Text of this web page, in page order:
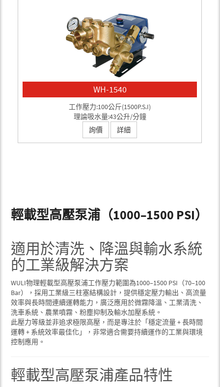
WH-1540
工作壓力:100公斤(1500P.S.I)
理論吸水量:43公升/分鐘
詢價
詳細
輕載型高壓泵浦（1000–1500 PSI）
適用於清洗、降溫與輸水系統
的工業級解決方案
WULI物理輕載型高壓泵浦工作壓力範圍為1000–1500 PSI（70–100
Bar），採用工業級三柱塞結構設計，提供穩定壓力輸出、高流量
效率與長時間連續運轉能力，廣泛應用於微霧降溫、工業清洗、
洗車系統、農業噴霧、粉塵抑制及輸水加壓系統。
此壓力等級並非追求極限高壓，而是專注於「穩定流量 + 長時間
運轉 + 系統效率最佳化」，非常適合需要持續運作的工業與環境
控制應用。
輕載型高壓泵浦產品特性